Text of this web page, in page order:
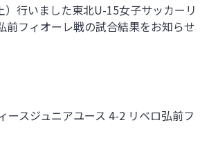
）行いました東北U-15女子サッカーリ
前フィオーレ戦の試合結果をお知らせ
ースジュニアユース 4-2 リベロ弘前フ